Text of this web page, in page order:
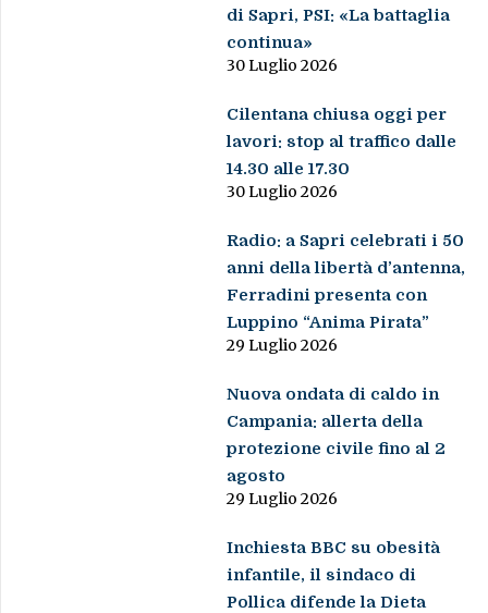
di Sapri, PSI: «La battaglia
continua»
30 Luglio 2026
Cilentana chiusa oggi per
lavori: stop al traffico dalle
14.30 alle 17.30
30 Luglio 2026
Radio: a Sapri celebrati i 50
anni della libertà d’antenna,
Ferradini presenta con
Luppino “Anima Pirata”
29 Luglio 2026
Nuova ondata di caldo in
Campania: allerta della
protezione civile fino al 2
agosto
29 Luglio 2026
Inchiesta BBC su obesità
infantile, il sindaco di
Pollica difende la Dieta